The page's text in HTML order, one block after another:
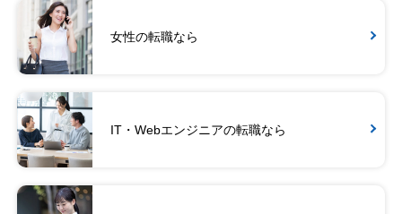
女性の転職なら
IT・Webエンジニアの転職なら